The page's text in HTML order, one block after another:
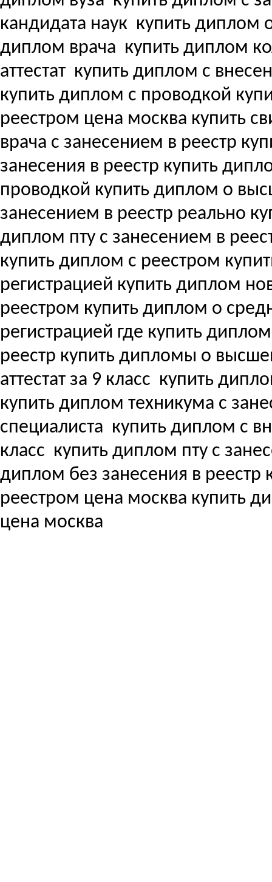
кандидата наук купить диплом
диплом врача купить диплом
аттестат купить диплом с
купить диплом с проводкой
реестром цена москва купить
врача с занесением в реестр
занесения в реестр купить
проводкой купить диплом о
занесением в реестр реально
диплом пту с занесением в
купить диплом с реестром
регистрацией купить диплом
реестром купить диплом о
регистрацией где купить
реестр купить дипломы о
аттестат за 9 класс купить
купить диплом техникума с
специалиста купить диплом с
класс купить диплом пту с
диплом без занесения в реестр
реестром цена москва купить
цена москва